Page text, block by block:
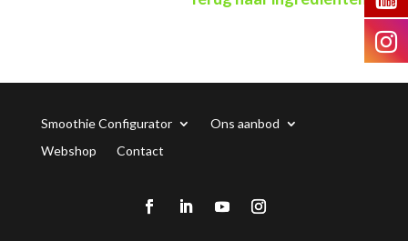
Smoothie Configurator
Ons aanbod
Webshop
Contact